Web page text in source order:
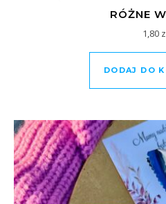
RÓŻNE
1,80
DODAJ DO